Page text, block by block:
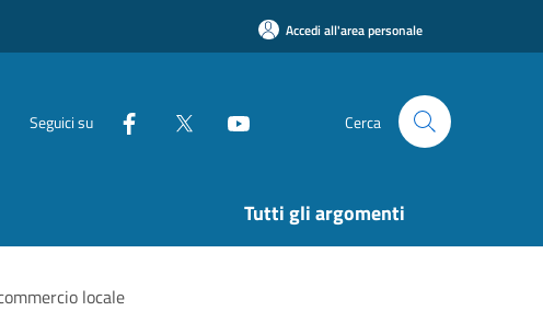
Accedi all'area personale
Seguici su Cerca
Tutti gli argomenti
locale